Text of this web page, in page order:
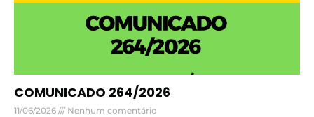
COMUNICADO 264/2026
11/06/2026 Nenhum comentário